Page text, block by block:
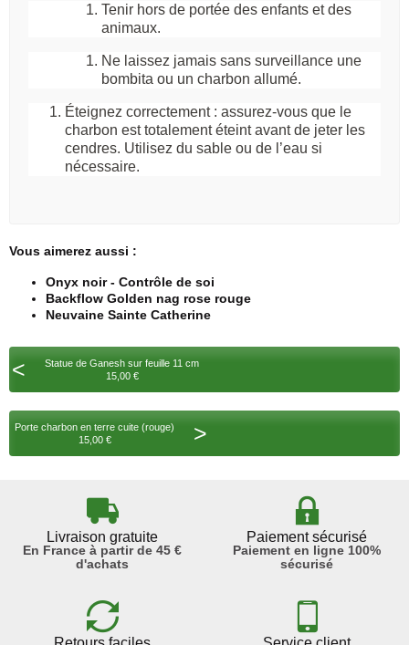
Tenir hors de portée des enfants et des
animaux.
Ne laissez jamais sans surveillance une
bombita ou un charbon allumé.
Éteignez correctement: assurez-vous que le
charbon est totalement éteint avant de jeter les
cendres. Utilisez du sable ou de l’eau si
nécessaire.
Vous aimerez aussi :
Onyx noir - Contrôle de soi
Backflow Golden nag rose rouge
Neuvaine Sainte Catherine
<
Statue de Ganesh sur feuille 11 cm
15,00 €
Porte charbon en terre cuite (rouge)
15,00 €
>
Livraison gratuite
En France à partir de 45 €
d'achats
Paiement sécurisé
Paiement en ligne 100%
sécurisé